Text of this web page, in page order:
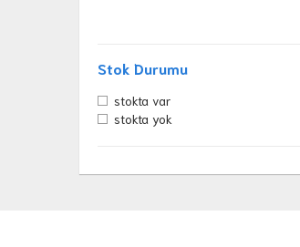
Stok Durumu
stokta var
stokta yok